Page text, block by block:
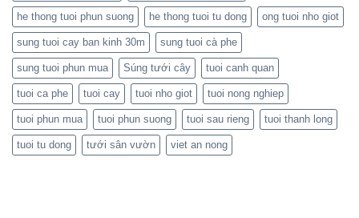
he thong tuoi phun suong he thong tuoi tu dong ong tuoi nho giot
sung tuoi cay ban kinh 30m sung tuoi cà phe
sung tuoi phun mua Súng tưới cây tuoi canh quan
tuoi ca phe tuoi cay tuoi nho giot tuoi nong nghiep
tuoi phun mua tuoi phun suong tuoi sau rieng tuoi thanh long
tuoi tu dong tưới sân vườn viet an nong